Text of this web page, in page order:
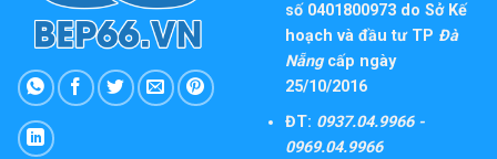
số 0401800973 do Sở Kế
hoạch và đầu tư TP Đà
Nẵngcấp ngày
25/10/2016
ĐT: 0937.04.9966 -
0969.04.9966